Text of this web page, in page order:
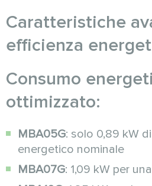
Caratteristiche
efficienza
Consumo
ottimizzato:
MBA05G: solo 0,89 kW
energetico nominale
MBA07G: 1,09 kW per